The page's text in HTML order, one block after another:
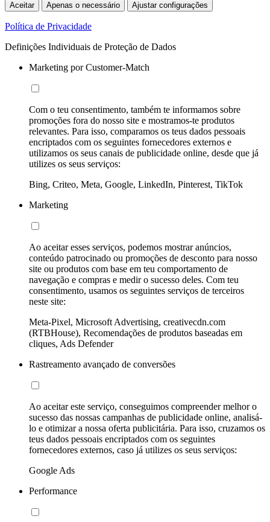
Aceitar Apenas o necessário Ajustar configurações
Política de Privacidade
Definições Individuais de Proteção de Dados
Marketing por Customer-Match
Com o teu consentimento, também te informamos sobre
promoções fora do nosso site e mostramos-te produtos
relevantes. Para isso, comparamos os teus dados pessoais
encriptados com os seguintes fornecedores externos e
utilizamos os seus canais de publicidade online, desde que já
utilizes os seus serviços:
Bing, Criteo, Meta, Google, LinkedIn, Pinterest, TikTok
Marketing
Ao aceitar esses serviços, podemos mostrar anúncios,
conteúdo patrocinado ou promoções de desconto para nosso
site ou produtos com base em teu comportamento de
navegação e compras e medir o sucesso deles. Com teu
consentimento, usamos os seguintes serviços de terceiros
neste site:
Meta-Pixel, Microsoft Advertising, creativecdn.com
(RTBHouse), Recomendações de produtos baseadas em
cliques, Ads Defender
Rastreamento avançado de conversões
Ao aceitar este serviço, conseguimos compreender melhor o
sucesso das nossas campanhas de publicidade online, analisá-
lo e otimizar a nossa oferta publicitária. Para isso, cruzamos os
teus dados pessoais encriptados com os seguintes
fornecedores externos, caso já utilizes os seus serviços:
Google Ads
Performance